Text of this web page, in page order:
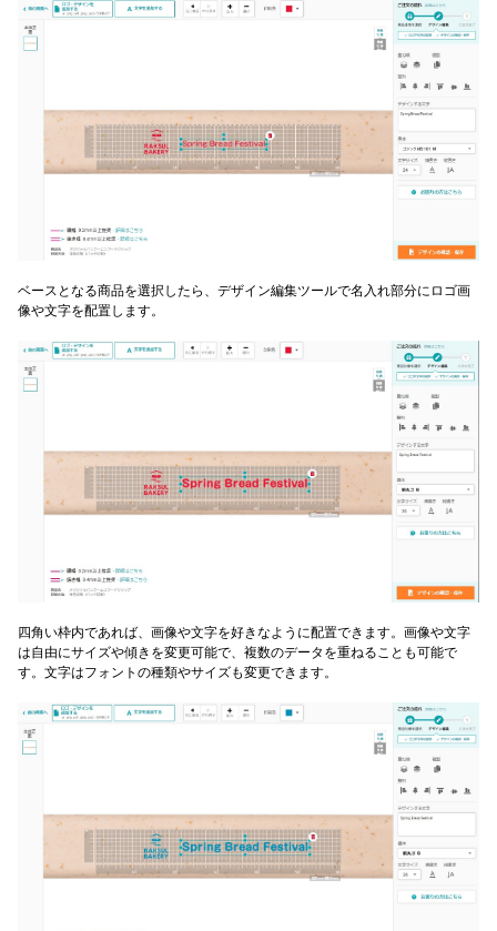
ベースとなる商品を選択したら、デザイン編集ツールで名入れ部分にロゴ画
像や文字を配置します。
四角い枠内であれば、画像や文字を好きなように配置できます。画像や文字
は自由にサイズや傾きを変更可能で、複数のデータを重ねることも可能で
す。文字はフォントの種類やサイズも変更できます。